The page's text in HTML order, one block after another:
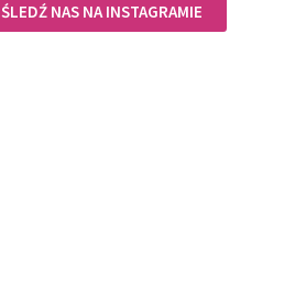
ŚLEDŹ NAS NA INSTAGRAMIE